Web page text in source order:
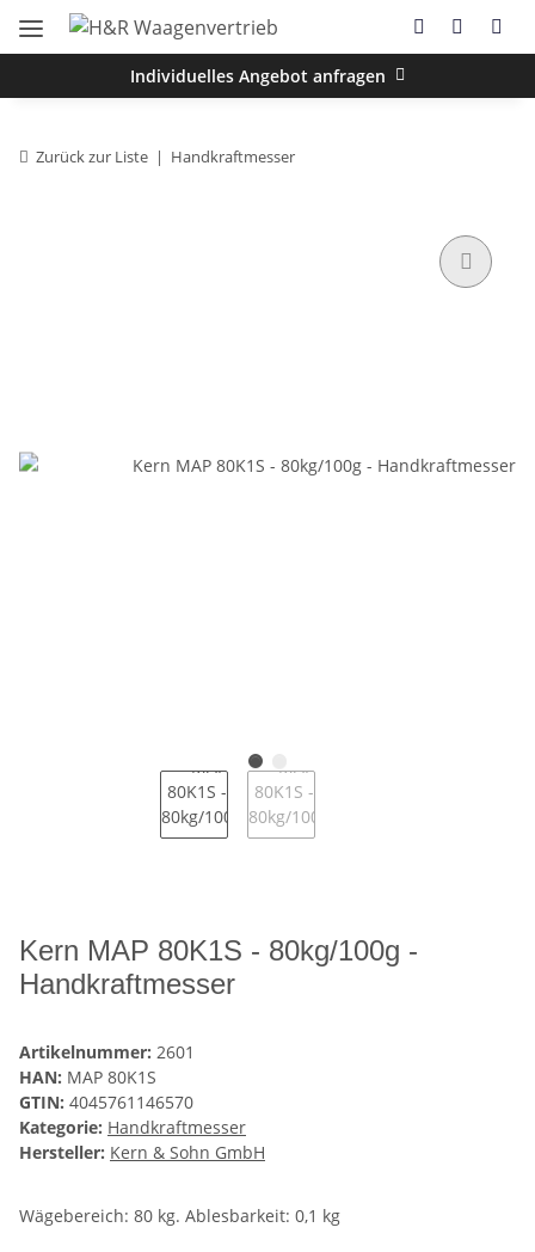
Individuelles Angebot anfragen
Zurück zur Liste Handkraftmesser
Kern MAP 80K1S - 80kg/100g -
Handkraftmesser
Artikelnummer: 2601
HAN: MAP 80K1S
GTIN: 4045761146570
Kategorie: Handkraftmesser
Hersteller: Kern & Sohn GmbH
Wägebereich: 80 kg. Ablesbarkeit: 0,1 kg